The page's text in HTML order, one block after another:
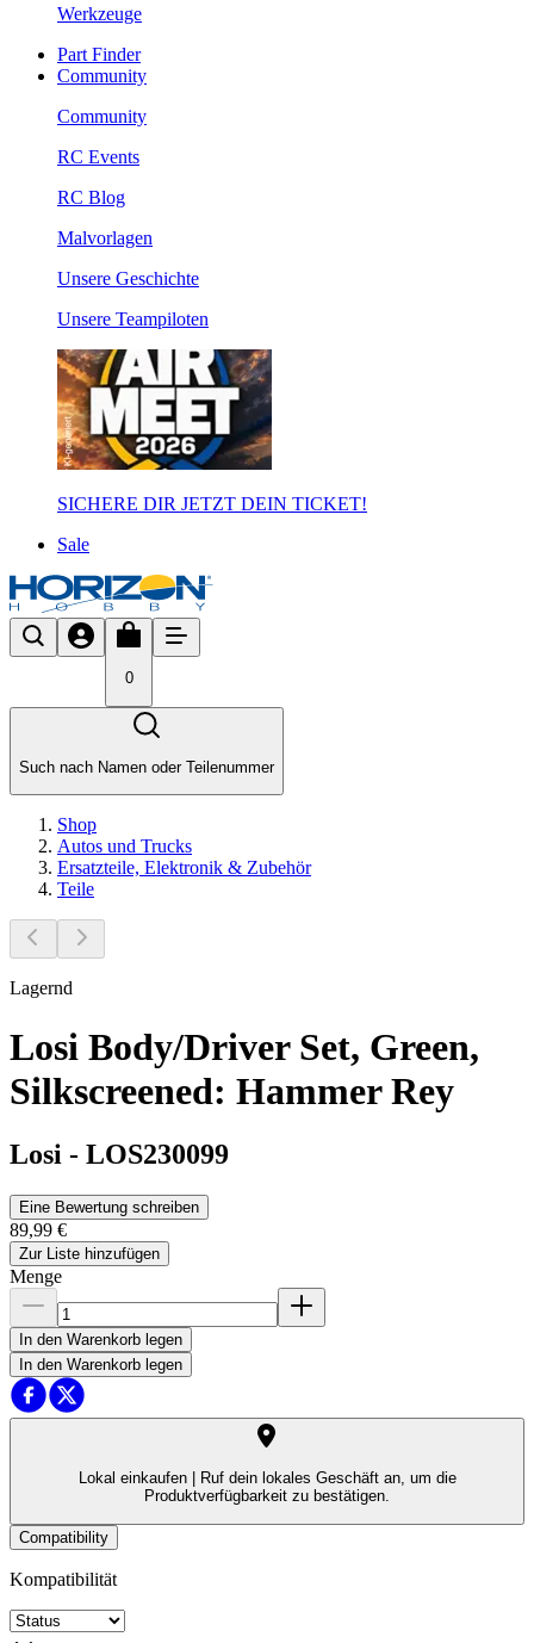
Werkzeuge
Part Finder
Community
Community
RC Events
RC Blog
Malvorlagen
Unsere Geschichte
Unsere Teampiloten
SICHERE DIR JETZT DEIN TICKET!
Sale
0
Such nach Namen oder Teilenummer
Shop
Autos und Trucks
Ersatzteile, Elektronik & Zubehör
Teile
Lagernd
Losi Body/Driver Set, Green,
Silkscreened: Hammer Rey
Losi - LOS230099
Eine Bewertung schreiben
89,99 €
Zur Liste hinzufügen
Menge
In den Warenkorb legen
In den Warenkorb legen
Lokal einkaufen |
Ruf dein lokales Geschäft an, um die
Produktverfügbarkeit zu bestätigen.
Compatibility
Kompatibilität